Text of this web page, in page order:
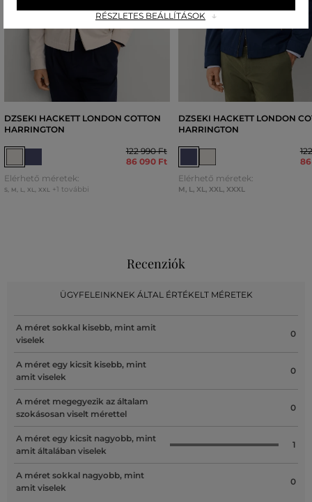
DZSEKI HACKETT LONDON COTTON
HARRINGTON
122 990 Ft
86 090 Ft
Elérhető méretek:
S M L XL XXL +1 további
DZSEKI HACKETT LONDON
HARRINGTON
Elérhető méretek:
M, L, XL, XXL, XXXL
Recenziók
ÜGYFELEINKNEK ÁLTAL ÉRTÉKELT MÉRETEK
A méret sokkal kisebb, mint amit
viselek
0
A méret egy kicsit kisebb, mint
amit viselek
0
A méret megegyezik az általam
szokásosan viselt mérettel
0
A méret egy kicsit nagyobb, mint
amit általában viselek
1
A méret sokkal nagyobb, mint
amit viselek
0
RÉSZLETES BEÁLLÍTÁSOK